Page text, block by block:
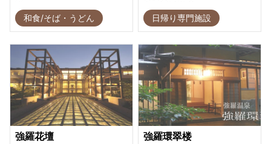
和食/そば・うどん 日帰り専門施設
強羅花壇 強羅環翠楼